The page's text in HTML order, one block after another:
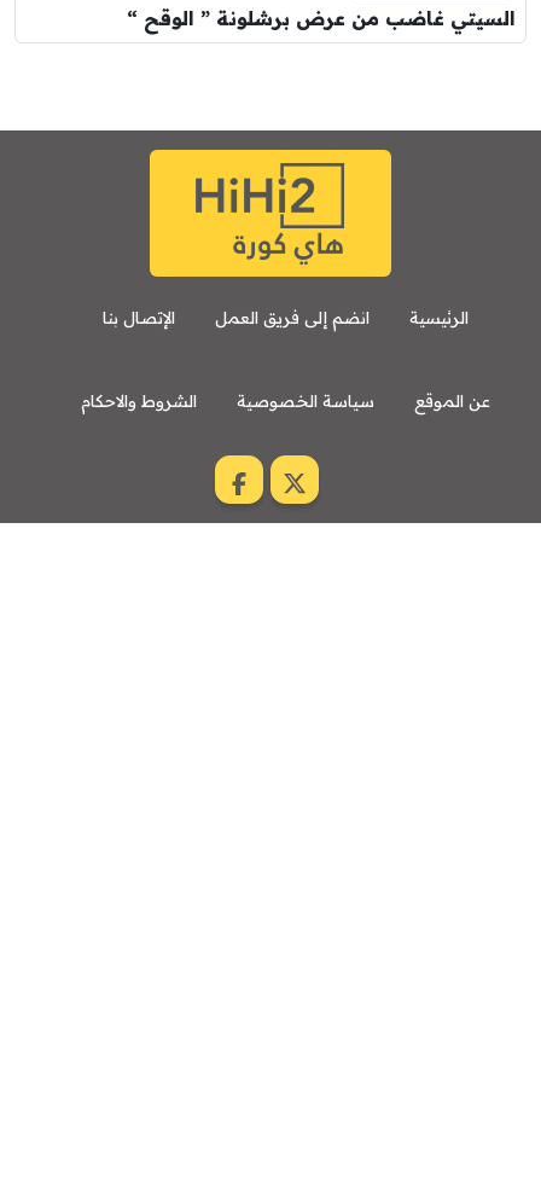
السيتي غاضب من عرض برشلونة ” الوقح “
الرئيسية انضم إلى فريق العمل الإتصال بنا
عن الموقع سياسة الخصوصية الشروط والاحكام